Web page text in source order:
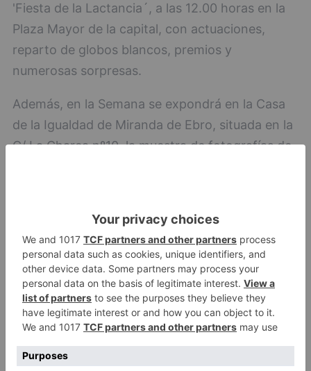
'Fiesta de la Lactancia´, a las 12.00 horas en la
Plaza Mayor de la capital, con actuaciones,
reparto de globos blancos, premios y
numerosas sorpresas.
Además, en la Semana se expondrá en la Casa
de la Igualdad de Miranda de Ebro, situada en la
C/ La Charca nº10, la muestra de fotografías de
Beneficios de la lactancia
materna
La leche materna es una importante fuente de
nutrientes y son conocidas sus propiedades
madre. Numerosos estudios han demostrado la